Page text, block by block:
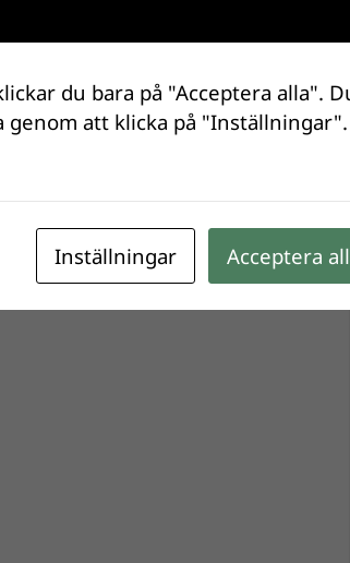
du bara på "Acceptera alla".
genom att klicka på "Inställningar".
Inställningar Acceptera